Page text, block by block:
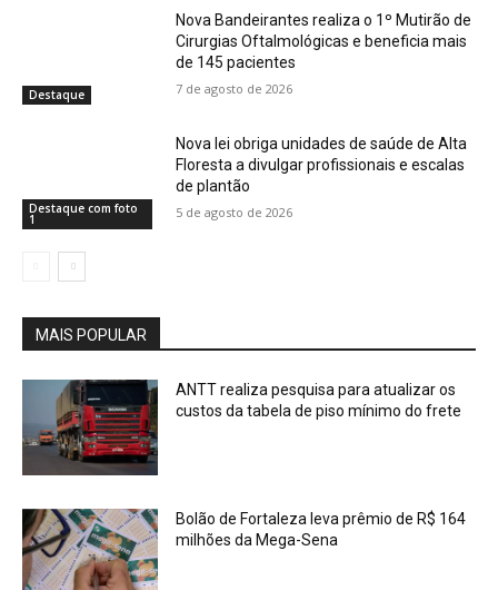
Destaque
Nova Bandeirantes realiza o 1º Mutirão de
Cirurgias Oftalmológicas e beneficia mais
de 145 pacientes
7 de agosto de 2026
Destaque com foto
1
Nova lei obriga unidades de saúde de Alta
Floresta a divulgar profissionais e escalas
de plantão
5 de agosto de 2026
MAIS POPULAR
ANTT realiza pesquisa para atualizar os
custos da tabela de piso mínimo do frete
Bolão de Fortaleza leva prêmio de R$ 164
milhões da Mega-Sena